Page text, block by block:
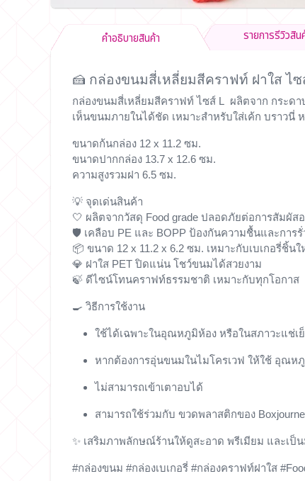
คำอธิบายสินค้า รายการรีวิวสิน
🍰 กล่องขนมสี่เหลี่ยมสีคราฟท์ ฝาใส ไซ
กล่องขนมสี่เหลี่ยมสีคราฟท์ ไซส์ L ผลิตจาก กระดา
เห็นขนมภายในได้ชัด เหมาะสำหรับใส่เค้ก บราวนี่
ขนาดก้นกล่อง 12 x 11.2 ซม.
ขนาดปากกล่อง 13.7 x 12.6 ซม.
ความสูงรวมฝา 6.5 ซม.
💡 จุดเด่นสินค้า
🤍 ผลิตจากวัสดุ Food grade ปลอดภัยต่อการสัมผัส
🛡 เคลือบ PE และ BOPP ป้องกันความชื้นและการ
📦 ขนาด 12 x 11.2 x 6.2 ซม. เหมาะกับเบเกอรี่ชิ้น
💎 ฝาใส PET ปิดแน่น โชว์ขนมได้สวยงาม
🍃 ดีไซน์โทนคราฟท์ธรรมชาติ เหมาะกับทุกโอกาส
🍳 วิธีการใช้งาน
ใช้ได้เฉพาะในอุณหภูมิห้อง หรือในสภาวะแช่เ
หากต้องการอุ่นขนมในไมโครเวฟ ให้ใช้ อุณหภู
ไม่สามารถเข้าเตาอบได้
สามารถใช้ร่วมกับ ขวดพลาสติกของ
✨ เสริมภาพลักษณ์ร้านให้ดูสะอาด พรีเมียม และเ
#กล่องขนม #กล่องเบเกอรี่ #กล่องคราฟท์ฝาใส